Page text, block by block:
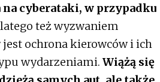
na cyberataki, w przypadku
też wyzwaniem
jest ochrona kierowców i ich
wydarzeniami. Wiążą się